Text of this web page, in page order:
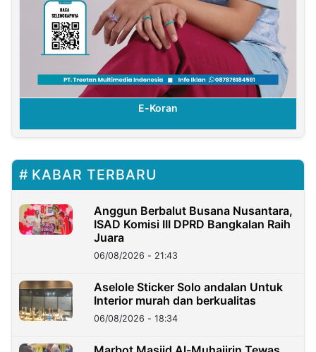
E-Koran
KABAR TERBARU
Anggun Berbalut Busana Nusantara,
ISAD Komisi III DPRD Bangkalan Raih
Juara
06/08/2026 - 21:43
Aselole Sticker Solo andalan Untuk
Interior murah dan berkualitas
06/08/2026 - 18:34